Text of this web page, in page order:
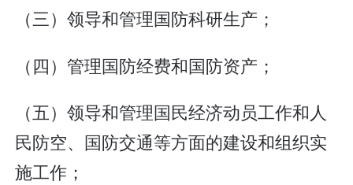
（三）领导和管理国防科研生产；
（四）管理国防经费和国防资产；
（五）领导和管理国民经济动员工作和人
民防空、国防交通等方面的建设和组织实
施工作；